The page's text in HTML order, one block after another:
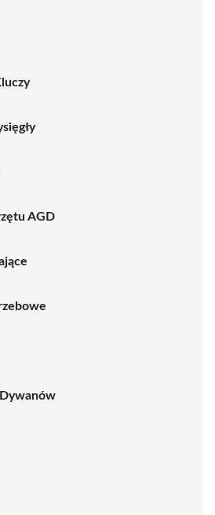
AGD